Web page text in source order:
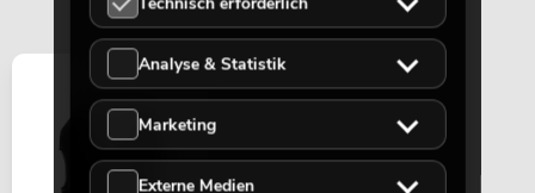
Analyse & Statistik
Marketing
Externe Medien